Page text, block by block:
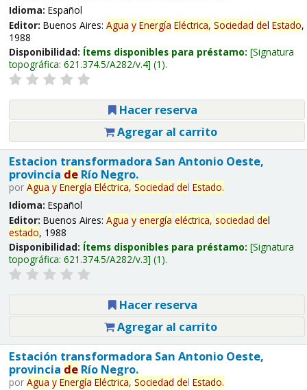
Idioma: Español
Editor: Buenos Aires: Agua y Energía Eléctrica, Sociedad del Estado,
1988
Disponibilidad: Ítems disponibles para préstamo: Signatura
topográfica: 621.374.5/A282/v.4 (1).
Hacer reserva
Agregar al carrito
Estacion transformadora San Antonio Oeste,
provincia deRío Negro.
por Agua y Energía Eléctrica, Sociedad del Estado.
Idioma: Español
Editor: Buenos Aires: Agua y energía eléctrica, sociedad del
estado, 1988
Disponibilidad: Ítems disponibles para préstamo: Signatura
topográfica: 621.374.5/A282/v.3 (1).
Hacer reserva
Agregar al carrito
Estación transformadora San Antonio Oeste,
provincia deRío Negro.
por Agua y Energía Eléctrica, Sociedad del Estado.